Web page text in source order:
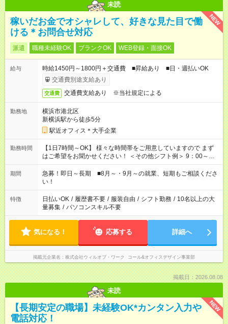
未読
NEW
稼いだお金でオシャレして、好きな見た目で働
ける＊お問合せ対応
派遣 職種未経験OK ブランクOK WEB登録・面接OK
給与
時給1450円～1800円＋交通費 ■昇給あり ■日・週払いOK
交通費別途支給あり
交通費 交通費支給あり ※当社規定による
勤務地
横浜市港北区
新横浜駅から徒歩5分
駅近オフィス＊大手企業
勤務時間
【1日7時間～OK】 様々な時間帯をご用意していますので まず
はご希望をお聞かせください！ ＜その他シフト例＞ 9：00～
17：00 11：00～20：00 などなど！その他のお時間もOKです！
期間
急募！即日～長期 ■8月～・9月～の就業、短期もご相談くださ
い！
特徴 日払いOK / 履歴書不要 / 服装自由 / シフト勤務 / 10名以上の大
量募集 / パソコンスキル不要
気になる！ 応募する 詳細へ
掲載元企業名 株式会社ウィルオブ・ワーク コール&オフィスデザイン事業部
掲載日：2026.08.08
未読
NEW
【長期安定の職場】未経験OK*カンタン入力や
電話対応！